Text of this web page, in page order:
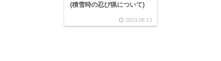
(積雪時の忍び猟について)
2023.08.13